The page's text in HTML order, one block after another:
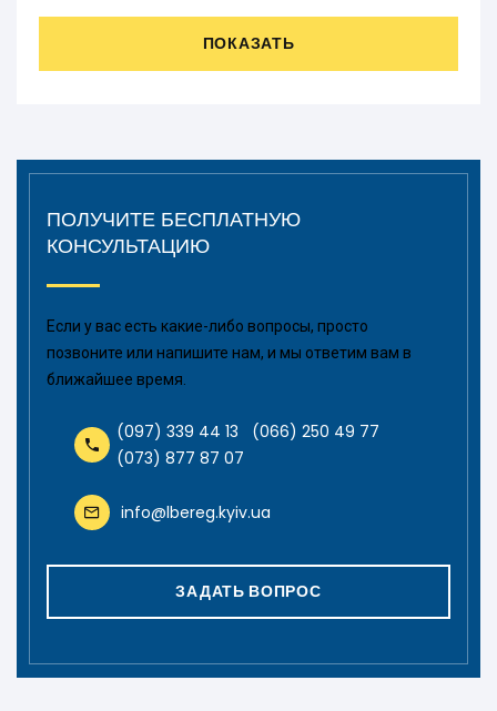
ПОКАЗАТЬ
ПОЛУЧИТЕ БЕСПЛАТНУЮ
КОНСУЛЬТАЦИЮ
Если у вас есть какие-либо вопросы, просто
позвоните или напишите нам, и мы ответим вам в
ближайшее время.
(097) 339 44 13
(066) 250 49 77
(073) 877 87 07
info@lbereg.kyiv.ua
ЗАДАТЬ ВОПРОС